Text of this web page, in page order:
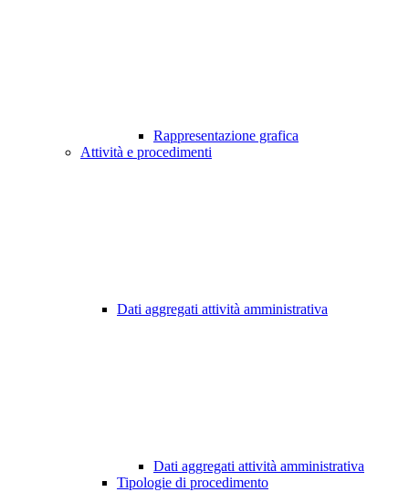
Rappresentazione grafica
Attività e procedimenti
Dati aggregati attività amministrativa
Dati aggregati attività amministrativa
Tipologie di procedimento